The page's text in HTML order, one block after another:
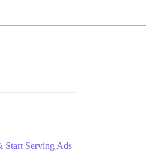
Start Serving Ads